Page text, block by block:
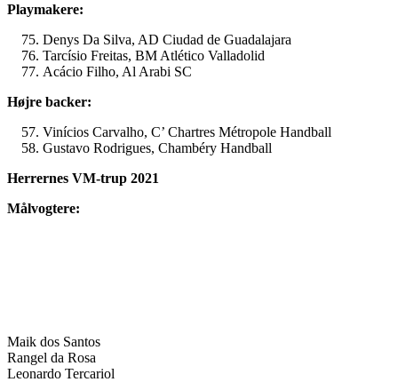
Playmakere:
Denys Da Silva, AD Ciudad de Guadalajara
Tarcísio Freitas, BM Atlético Valladolid
Acácio Filho, Al Arabi SC
Højre backer:
Vinícios Carvalho, C’ Chartres Métropole Handball
Gustavo Rodrigues, Chambéry Handball
Herrernes VM-trup 2021
Målvogtere:
Maik dos Santos
Rangel da Rosa
Leonardo Tercariol